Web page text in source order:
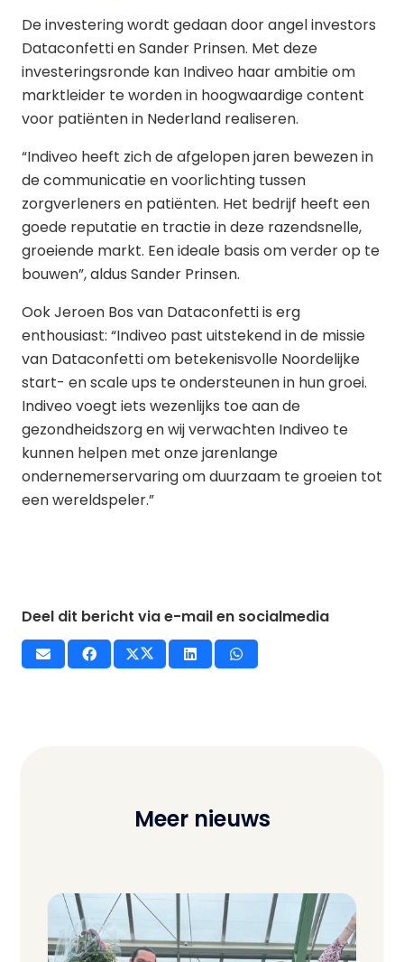
De investering wordt gedaan door angel investors
Dataconfetti en Sander Prinsen. Met deze
investeringsronde kan Indiveo haar ambitie om
marktleider te worden in hoogwaardige content
voor patiënten in Nederland realiseren.
“Indiveo heeft zich de afgelopen jaren bewezen in
de communicatie en voorlichting tussen
zorgverleners en patiënten. Het bedrijf heeft een
goede reputatie en tractie in deze razendsnelle,
groeiende markt. Een ideale basis om verder op te
bouwen”, aldus Sander Prinsen.
Ook Jeroen Bos van Dataconfetti is erg
enthousiast: “Indiveo past uitstekend in de missie
van Dataconfetti om betekenisvolle Noordelijke
start- en scale ups te ondersteunen in hun groei.
Indiveo voegt iets wezenlijks toe aan de
gezondheidszorg en wij verwachten Indiveo te
kunnen helpen met onze jarenlange
ondernemerservaring om duurzaam te groeien tot
een wereldspeler.”
Deel dit bericht via e-mail en socialmedia
Meer nieuws